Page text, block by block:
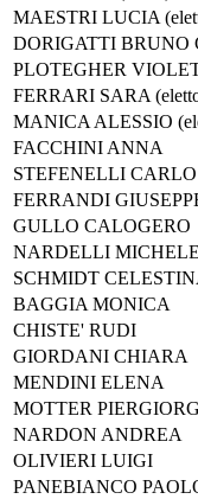
MAESTRI LUCIA
DORIGATTI BRUNO
PLOTEGHER
FERRARI SARA
MANICA ALESSIO
FACCHINI ANNA
STEFENELLI CARLO
FERRANDI
GULLO CALOGERO
NARDELLI MICHELE
SCHMIDT
BAGGIA MONICA
CHISTE' RUDI
GIORDANI CHIARA
MENDINI ELENA
MOTTER
NARDON ANDREA
OLIVIERI LUIGI
PANEBIANCO